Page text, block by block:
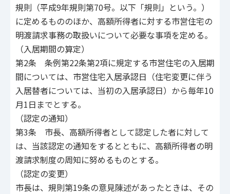
規則（平成9年規則第70号。以下「規則」という。）
に定めるもののほか、高額所得者に対する市営住宅の
明渡請求事務の取扱いについて必要な事項を定める。
（入居期間の算定）
第2条 条例第22条第2項に規定する市営住宅の入居期
間については、市営住宅入居承認日（住宅変更に伴う
入居替者については、当初の入居承認日）から毎年10
月1日までとする。
（認定の通知）
第3条 市長、高額所得者として認定した者に対して
は、当該認定の通知をするとともに、高額所得者の明
渡請求制度の周知に努めるものとする。
（認定の変更）
市長は、規則第19条の意見陳述があったときは、その